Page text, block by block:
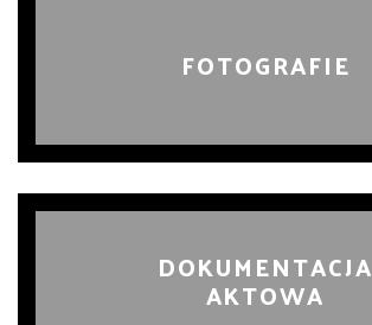
FOTOGRAFIE
DOKUMENTACJA
AKTOWA